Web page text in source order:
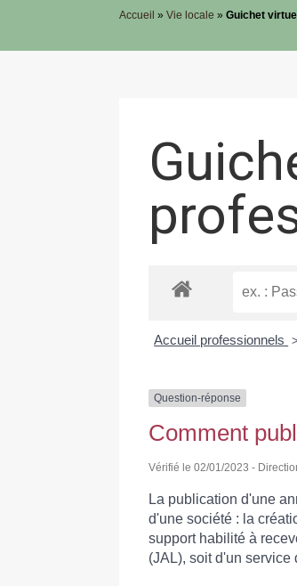
Accueil »Vie locale »Guichet
Accueil professionnels >
Question-réponse
Comment
Vérifié le 02/01/2023 -
La publication d'une
d'une société : la
support habilité à
(JAL), soit d'un service